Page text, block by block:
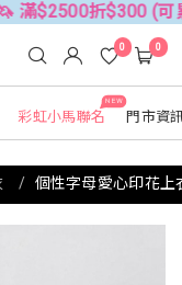
$300 (可累折）
NEW
彩虹小馬聯名 門市資
0 0
個性字母愛心印花上